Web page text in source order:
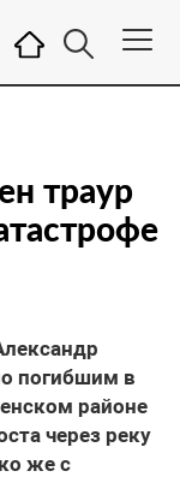
траур
погибшим в
районе
через реку
же с